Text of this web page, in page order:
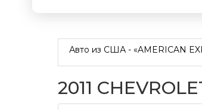
Авто из США - «AMERICAN
2011